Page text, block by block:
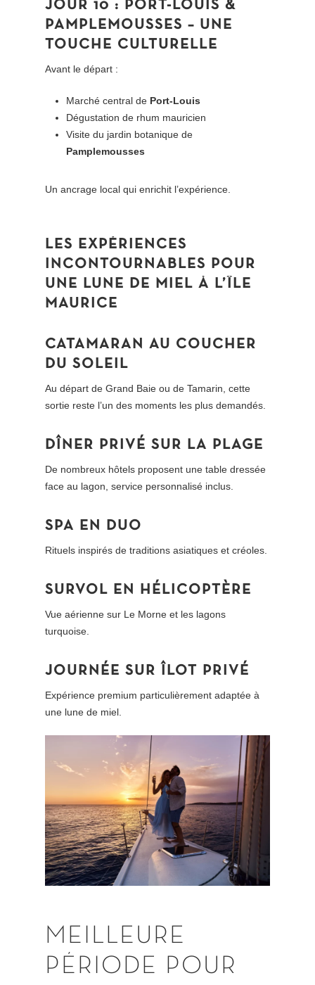
JOUR 10 : PORT-LOUIS &
PAMPLEMOUSSES – UNE
TOUCHE CULTURELLE
Avant le départ :
Marché central de Port-Louis
Dégustation de rhum mauricien
Visite du jardin botanique de
Pamplemousses
Un ancrage local qui enrichit l’expérience.
LES
EXPÉRIENCES
INCONTOURNABLES
POUR
UNE
LUNE DE MIEL À
L’ÎLE
MAURICE
CATAMARAN AU COUCHER
DU SOLEIL
Au départ de Grand Baie ou de Tamarin, cette
sortie reste l’un des moments les plus demandés.
DÎNER PRIVÉ SUR LA PLAGE
De nombreux hôtels proposent une table dressée
face au lagon, service personnalisé inclus.
SPA EN DUO
Rituels inspirés de traditions asiatiques et créoles.
SURVOL EN HÉLICOPTÈRE
Vue aérienne sur Le Morne et les lagons
turquoise.
JOURNÉE SUR ÎLOT PRIVÉ
Expérience premium particulièrement adaptée à
une lune de miel.
MEILLEURE
PÉRIODE
POUR